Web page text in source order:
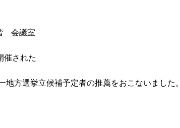
会議室
催された
地方選挙立候補予定者の推薦をおこないました。